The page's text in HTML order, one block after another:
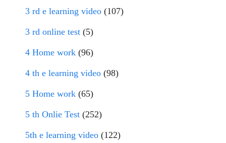
3 rd e learning video (107)
3 rd online test (5)
4 Home work (96)
4 th e learning video (98)
5 Home work (65)
5 th Onlie Test (252)
5th e learning video (122)